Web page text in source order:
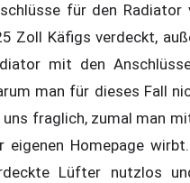
für den
Zoll Käfigs verdeckt,
mit den
man für dieses Fall
fraglich, zumal man
eigenen Homepage
Lüfter nutzlos